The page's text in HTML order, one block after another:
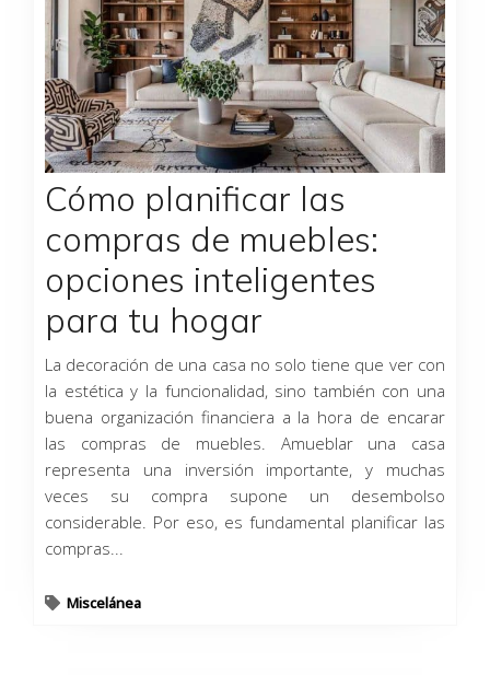
Cómo planificar las
compras de muebles:
opciones inteligentes
para tu hogar
La decoración de una casa no solo tiene que ver con
la estética y la funcionalidad, sino también con una
buena organización financiera a la hora de encarar
las compras de muebles. Amueblar una casa
representa una inversión importante, y muchas
veces su compra supone un desembolso
considerable. Por eso, es fundamental planificar las
compras...
Miscelánea